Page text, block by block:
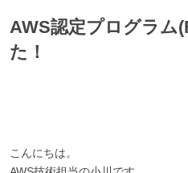
AWS認定プログラム
た！
こんにちは。